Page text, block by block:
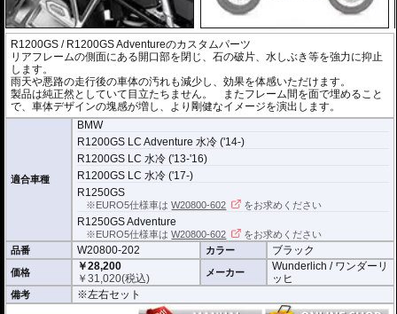
R1200GS / R1200GS Adventureのカスタムパーツ
リアフレームの側面にある開口部を閉じ、石の破片、水しぶき等を強力に抑止
します。
雨天や悪路の走行後の車体の汚れも減少し、効果を体感いただけます。
製品は純正然としていて目立たちません。 またフレーム間を面で埋めること
で、車体デザインの塊感が増し、より剛健なイメージを演出します。
適合車種
BMW
R1200GS LC Adventure 水冷 ('14-)
R1200GS LC 水冷 ('13-'16)
R1200GS LC 水冷 ('17-)
R1250GS
※EURO5仕様車はW20800-602 をお求めください
R1250GS Adventure
※EURO5仕様車はW20800-602
をお求めください
品番
W20800-202 カラー ブラック
価格
￥28,200
￥31,020(税込) メーカー
Wunderlich / ワンダーリ
ッヒ
備考 ※左右セット